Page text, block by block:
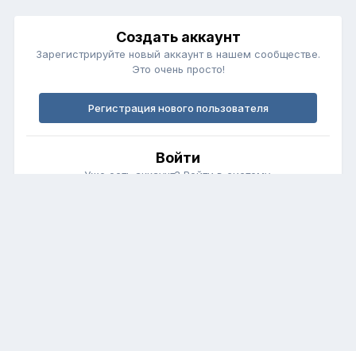
Создать аккаунт
Зарегистрируйте новый аккаунт в нашем сообществе.
Это очень просто!
Регистрация нового пользователя
Войти
Уже есть аккаунт? Войти в систему.